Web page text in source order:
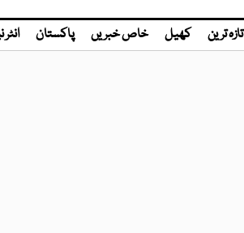
تازہ ترین کھیل خاص خبریں پاکستان